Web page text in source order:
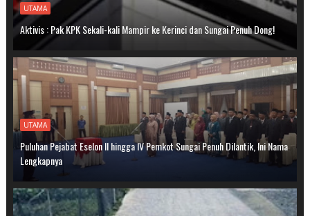
UTAMA
Aktivis : Pak KPK Sekali-kali Mampir ke Kerinci dan Sungai Penuh Dong!
UTAMA
Puluhan Pejabat Eselon II hingga IV Pemkot Sungai Penuh Dilantik, Ini Nama
Lengkapnya